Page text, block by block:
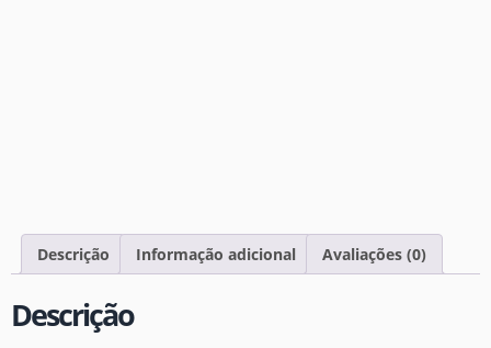
Descrição Informação adicional Avaliações (0)
Descrição